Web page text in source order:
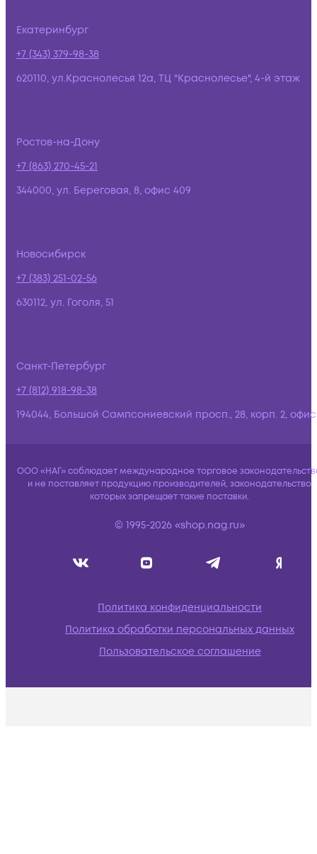
Екатеринбург
+7 (343) 379-98-38
620110, ул.Краснолесья 12а, ТЦ "Краснолесье", 4-й этаж
Ростов-на-Дону
+7 (863) 270-45-21
344000, ул. Береговая, 8, офис 409
Новосибирск
+7 (383) 251-02-56
630112, ул. Гоголя, 51
Санкт-Петербург
+7 (812) 918-98-38
194044, Большой Сампсониевский просп., 28, корп. 2,
ООО «НАГ» соблюдает международное торговое
и не поставляет продукцию производителей, законодательство
которых запрещает такие поставки.
© 1995-2026 «shop.nag.ru»
Политика конфиденциальности
Политика обработки персональных данных
Пользовательское соглашение